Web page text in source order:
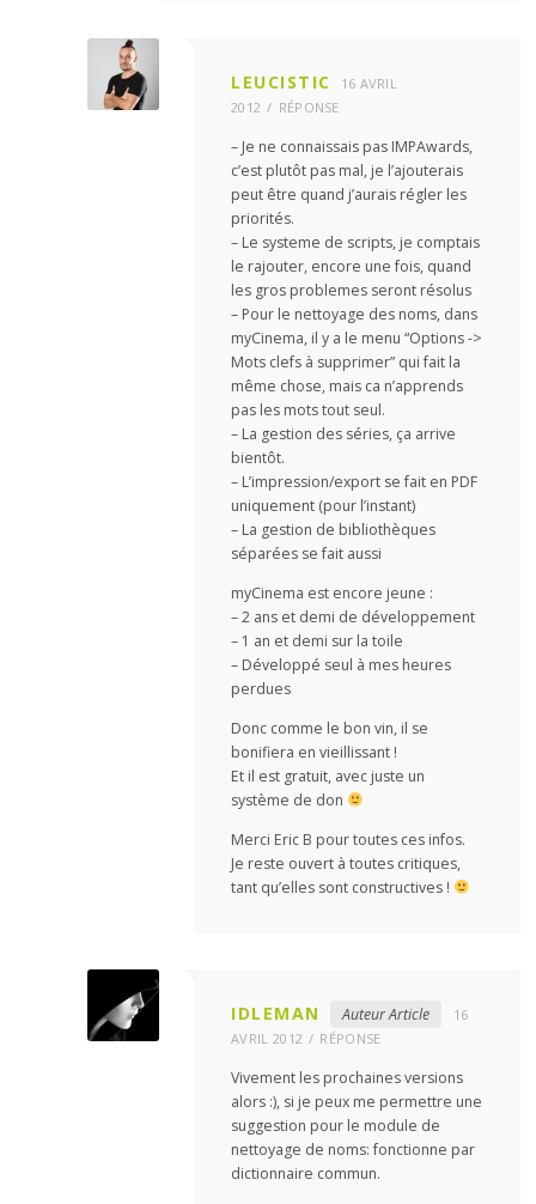
LEUCISTIC
16 AVRIL
2012
RÉPONSE
– Je ne connaissais pas IMPAwards,
c’est plutôt pas mal, je l’ajouterais
peut être quand j’aurais régler les
priorités.
– Le systeme de scripts, je comptais
le rajouter, encore une fois, quand
les gros problemes seront résolus
– Pour le nettoyage des noms, dans
myCinema, il y a le menu “Options ->
Mots clefs à supprimer” qui fait la
même chose, mais ca n’apprends
pas les mots tout seul.
– La gestion des séries, ça arrive
bientôt.
– L’impression/export se fait en PDF
uniquement (pour l’instant)
– La gestion de bibliothèques
séparées se fait aussi
myCinema est encore jeune :
– 2 ans et demi de développement
– 1 an et demi sur la toile
– Développé seul à mes heures
perdues
Donc comme le bon vin, il se
bonifiera en vieillissant !
Et il est gratuit, avec juste un
système de don
Merci Eric B pour toutes ces infos.
Je reste ouvert à toutes critiques,
tant qu’elles sont constructives !
IDLEMAN Auteur Article
16
AVRIL 2012
RÉPONSE
Vivement les prochaines versions
alors :), si je peux me permettre une
suggestion pour le module de
nettoyage de noms: fonctionne par
dictionnaire commun.